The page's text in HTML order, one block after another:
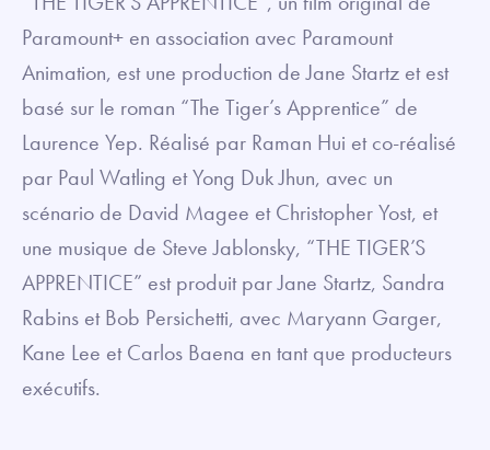
Paramount+ en association avec Paramount
Animation, est une production de Jane Startz et est
basé sur le roman “The Tiger’s Apprentice” de
Laurence Yep. Réalisé par Raman Hui et co-réalisé
par Paul Watling et Yong Duk Jhun, avec un
scénario de David Magee et Christopher Yost, et
une musique de Steve Jablonsky, “THE TIGER’S
APPRENTICE” est produit par Jane Startz, Sandra
Rabins et Bob Persichetti, avec Maryann Garger,
Kane Lee et Carlos Baena en tant que producteurs
exécutifs.